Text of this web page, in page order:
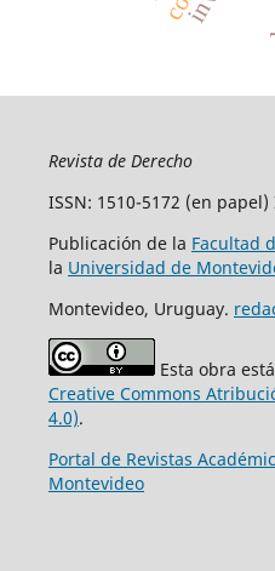
Revista de Derecho
ISSN: 1510-5172 (en
Publicación de la Facultad
la Universidad de
Montevideo, Uruguay.
Esta obra
Creative Commons
4.0).
Portal de Revistas
Montevideo